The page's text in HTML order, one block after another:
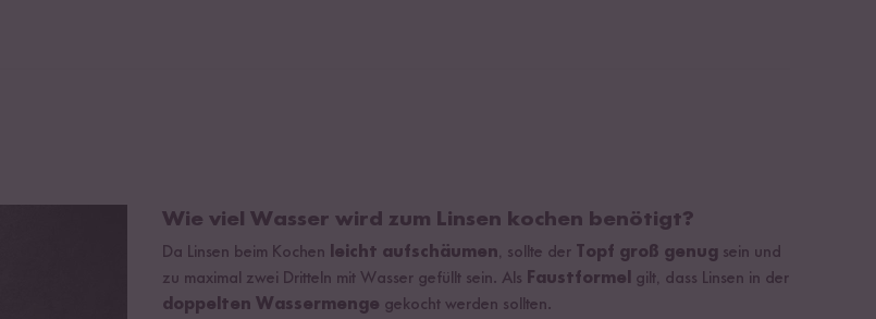
Wie viel Wasser wird zum Linsen kochen benötigt?
Da Linsen beim Kochen leicht aufschäumen, sollte der Topf groß genug sein und
zu maximal zwei Dritteln mit Wasser gefüllt sein. Als Faustformel
gilt, dass Linsen in der
doppelten Wassermenge gekocht werden sollten.